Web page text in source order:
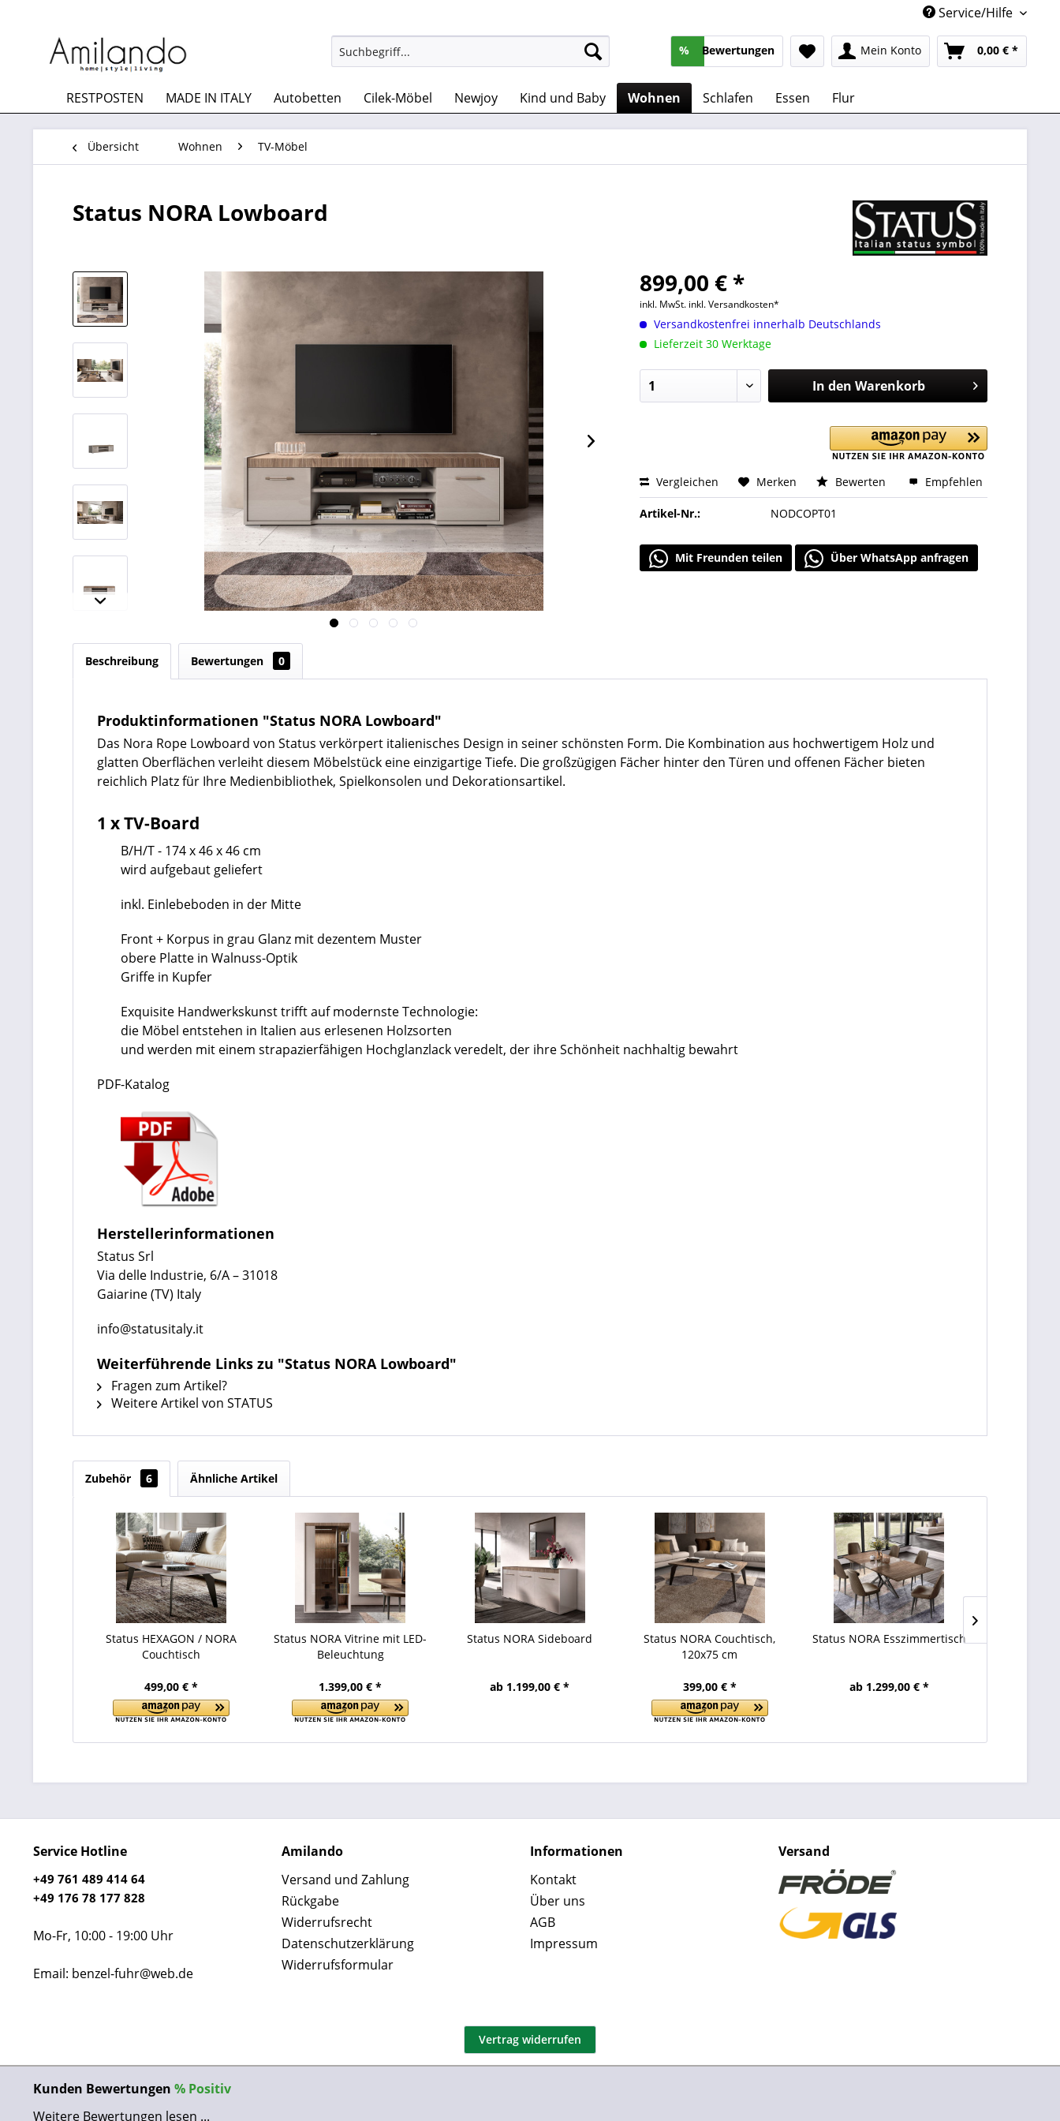
Service/Hilfe
% Bewertungen Mein Konto 0,00 € *
RESTPOSTEN MADE IN ITALY Autobetten Cilek-Möbel Newjoy Kind und Baby Wohnen Schlafen Essen Flur
Übersicht Wohnen TV-Möbel
Status NORA Lowboard
899,00 € *
inkl. MwSt. inkl. Versandkosten*
Versandkostenfrei innerhalb Deutschlands
Lieferzeit 30 Werktage
In den Warenkorb
Vergleichen Merken Bewerten Empfehlen
Artikel-Nr.: NODCOPT01
Mit Freunden teilen Über WhatsApp anfragen
Beschreibung Bewertungen 0
Produktinformationen "Status NORA Lowboard"
Das Nora Rope Lowboard von Status verkörpert italienisches Design in seiner schönsten Form. Die Kombination aus hochwertigem Holz und
glatten Oberflächen verleiht diesem Möbelstück eine einzigartige Tiefe. Die großzügigen Fächer hinter den Türen und offenen Fächer bieten
reichlich Platz für Ihre Medienbibliothek, Spielkonsolen und Dekorationsartikel.
1 x TV-Board
B/H/T - 174 x 46 x 46 cm
wird aufgebaut geliefert
inkl. Einlebeboden in der Mitte
Front + Korpus in grau Glanz mit dezentem Muster
obere Platte in Walnuss-Optik
Griffe in Kupfer
Exquisite Handwerkskunst trifft auf modernste Technologie:
die Möbel entstehen in Italien aus erlesenen Holzsorten
und werden mit einem strapazierfähigen Hochglanzlack veredelt, der ihre Schönheit nachhaltig bewahrt
PDF-Katalog
Herstellerinformationen
Status Srl
Via delle Industrie, 6/A – 31018
Gaiarine (TV) Italy
info@statusitaly.it
Weiterführende Links zu "Status NORA Lowboard"
Fragen zum Artikel?
Weitere Artikel von STATUS
Zubehör 6 Ähnliche Artikel
Status HEXAGON / NORA
Couchtisch
499,00 € *
Status NORA Vitrine mit LED-
Beleuchtung
1.399,00 € *
Status NORA Sideboard
ab 1.199,00 € *
Status NORA Couchtisch,
120x75 cm
399,00 € *
Status NORA Esszimmertisch
ab 1.299,00 € *
Service Hotline
+49 761 489 414 64
+49 176 78 177 828
Mo-Fr, 10:00 - 19:00 Uhr
Email: benzel-fuhr@web.de
Amilando
Versand und Zahlung
Rückgabe
Widerrufsrecht
Datenschutzerklärung
Widerrufsformular
Informationen
Kontakt
Über uns
AGB
Impressum
Versand
Vertrag widerrufen
Kunden Bewertungen % Positiv
Weitere Bewertungen lesen ...